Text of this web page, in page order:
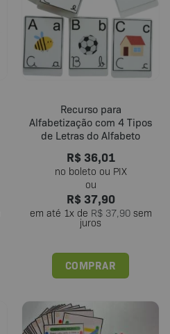
Recurso para
Alfabetização com 4 Tipos
de Letras do Alfabeto
R$36,01
R$37,90
em até 1x de R$37,90sem
juros
COMPRAR